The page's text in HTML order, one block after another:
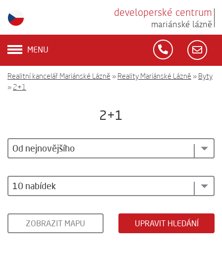
developerské centrum
mariánské lázně
MENU
Realitní kancelář Mariánské Lázně » Reality Mariánské Lázně » Byty
» 2+1
2+1
Od nejnovějšího
10 nabídek
ZOBRAZIT MAPU UPRAVIT HLEDÁNÍ